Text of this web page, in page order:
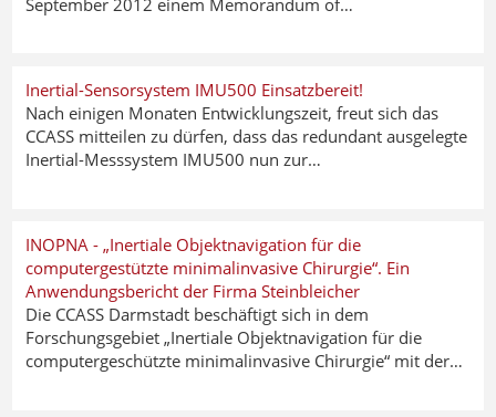
Inertial-Sensorsystem IMU500 Einsatzbereit!
Nach einigen Monaten Entwicklungszeit, freut sich das
CCASS mitteilen zu dürfen, dass das redundant ausgelegte
Inertial-Messsystem IMU500 nun zur…
INOPNA - „Inertiale Objektnavigation für die
computergestützte minimalinvasive Chirurgie“. Ein
Anwendungsbericht der Firma Steinbleicher
Die CCASS Darmstadt beschäftigt sich in dem
Forschungsgebiet „Inertiale Objektnavigation für die
computergeschützte minimalinvasive Chirurgie“ mit der…